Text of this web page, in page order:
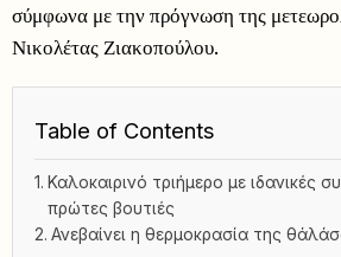
σύμφωνα με την πρόγνωση της
Νικολέτας Ζιακοπούλου.
Table of Contents
Καλοκαιρινό τριήμερο με ιδανικές
πρώτες βουτιές
Ανεβαίνει η θερμοκρασία της